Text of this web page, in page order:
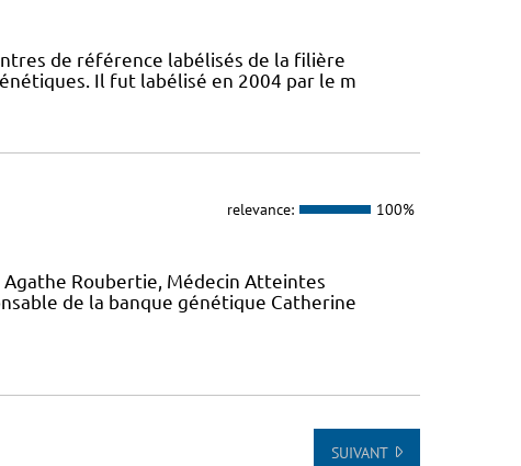
de référence labélisés de la filière
Il fut labélisé en 2004 par le m
relevance: 100%
Roubertie, Médecin Atteintes
de la banque génétique Catherine
SUIVANT